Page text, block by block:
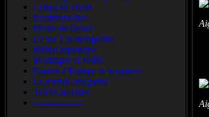
Coups de coeur
Escarmouches
Féerie de l'hiver
La vie à la mangeoire
Milieu aquatique
Montagne et forêts
Plantes d'Europe et invasives
Le.monde.des.petits
Traces.secrètes
-----------------